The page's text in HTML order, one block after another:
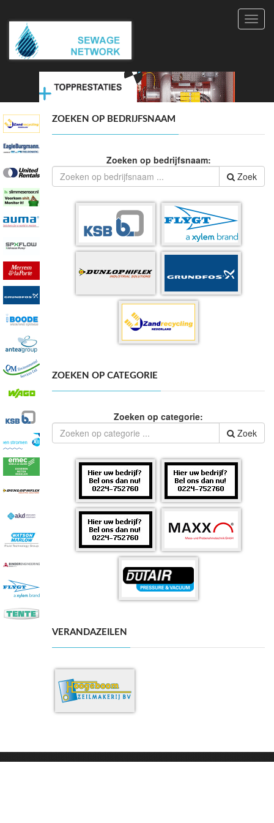
ZOEKEN OP BEDRIJFSNAAM
Zoeken op bedrijfsnaam:
Zoek
ZOEKEN OP CATEGORIE
Zoeken op categorie:
Zoek
VERANDAZEILEN